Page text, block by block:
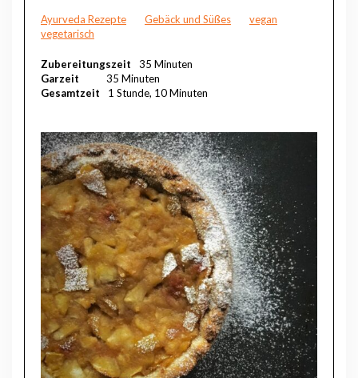
Ayurveda Rezepte Gebäck und Süßes
vegan
vegetarisch
Zubereitungszeit
35 Minuten
Garzeit
35 Minuten
Gesamtzeit
1 Stunde, 10 Minuten